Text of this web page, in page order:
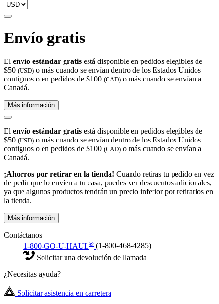
Envío gratis
El envío estándar gratis está disponible en pedidos elegibles de
$50 (USD) o más cuando se envían dentro de los Estados Unidos
contiguos o en pedidos de $100 (CAD) o más cuando se envían a
Canadá.
Más información
El envío estándar gratis está disponible en pedidos elegibles de
$50 (USD) o más cuando se envían dentro de los Estados Unidos
contiguos o en pedidos de $100 (CAD) o más cuando se envían a
Canadá.
¡Ahorros por retirar en la tienda! Cuando retiras tu pedido en vez
de pedir que lo envíen a tu casa, puedes ver descuentos adicionales,
ya que algunos productos tendrán un precio inferior por retirarlos en
la tienda.
Más información
Contáctanos
1-800-GO-U-HAUL® (1-800-468-4285)
Solicitar una devolución de llamada
¿Necesitas ayuda?
Solicitar asistencia en carretera